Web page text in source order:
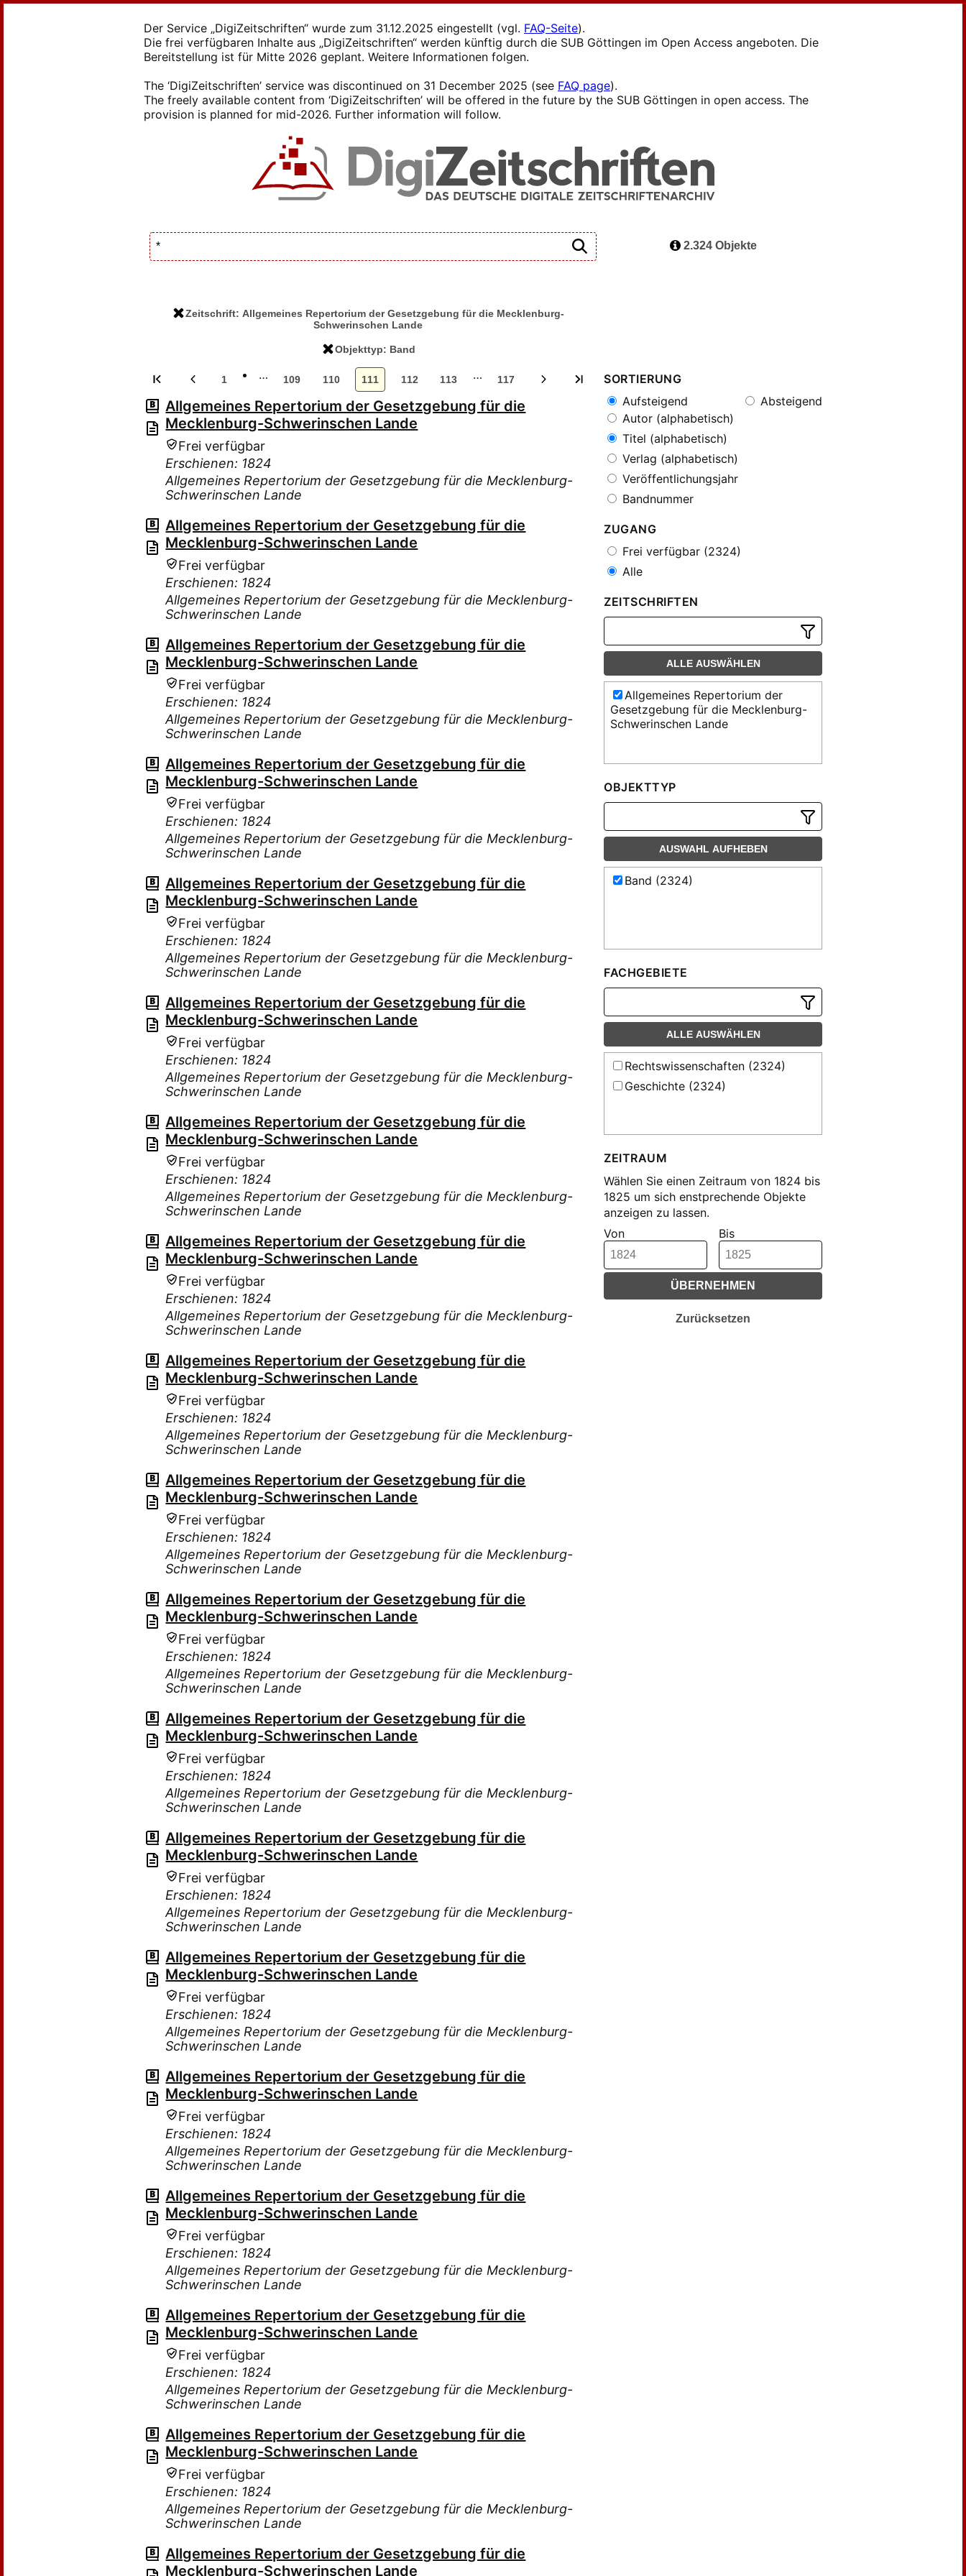
Der Service „DigiZeitschriften“ wurde zum 31.12.2025 eingestellt (vgl. FAQ-Seite).
Die frei verfügbaren Inhalte aus „DigiZeitschriften“ werden künftig durch die SUB Göttingen im Open Access angeboten. Die
Bereitstellung ist für Mitte 2026 geplant. Weitere Informationen folgen.
The ‘DigiZeitschriften’ service was discontinued on 31 December 2025 (see FAQ page).
The freely available content from ‘DigiZeitschriften’ will be offered in the future by the SUB Göttingen in open access. The
provision is planned for mid-2026. Further information will follow.
Zeitschrift: Allgemeines Repertorium der Gesetzgebung für die Mecklenburg-
Schwerinschen Lande
Objekttyp: Band
2.324 Objekte
1 … 109 110 111 112 113 … 117
Allgemeines Repertorium der Gesetzgebung für die
Mecklenburg-Schwerinschen Lande
Frei verfügbar
Erschienen: 1824
Allgemeines Repertorium der Gesetzgebung für die Mecklenburg-
Schwerinschen Lande
Allgemeines Repertorium der Gesetzgebung für die
Mecklenburg-Schwerinschen Lande
Frei verfügbar
Erschienen: 1824
Allgemeines Repertorium der Gesetzgebung für die Mecklenburg-
Schwerinschen Lande
Allgemeines Repertorium der Gesetzgebung für die
Mecklenburg-Schwerinschen Lande
Frei verfügbar
Erschienen: 1824
Allgemeines Repertorium der Gesetzgebung für die Mecklenburg-
Schwerinschen Lande
Allgemeines Repertorium der Gesetzgebung für die
Mecklenburg-Schwerinschen Lande
Frei verfügbar
Erschienen: 1824
Allgemeines Repertorium der Gesetzgebung für die Mecklenburg-
Schwerinschen Lande
Allgemeines Repertorium der Gesetzgebung für die
Mecklenburg-Schwerinschen Lande
Frei verfügbar
Erschienen: 1824
Allgemeines Repertorium der Gesetzgebung für die Mecklenburg-
Schwerinschen Lande
Allgemeines Repertorium der Gesetzgebung für die
Mecklenburg-Schwerinschen Lande
Frei verfügbar
Erschienen: 1824
Allgemeines Repertorium der Gesetzgebung für die Mecklenburg-
Schwerinschen Lande
Allgemeines Repertorium der Gesetzgebung für die
Mecklenburg-Schwerinschen Lande
Frei verfügbar
Erschienen: 1824
Allgemeines Repertorium der Gesetzgebung für die Mecklenburg-
Schwerinschen Lande
Allgemeines Repertorium der Gesetzgebung für die
Mecklenburg-Schwerinschen Lande
Frei verfügbar
Erschienen: 1824
Allgemeines Repertorium der Gesetzgebung für die Mecklenburg-
Schwerinschen Lande
Allgemeines Repertorium der Gesetzgebung für die
Mecklenburg-Schwerinschen Lande
Frei verfügbar
Erschienen: 1824
Allgemeines Repertorium der Gesetzgebung für die Mecklenburg-
Schwerinschen Lande
Allgemeines Repertorium der Gesetzgebung für die
Mecklenburg-Schwerinschen Lande
Frei verfügbar
Erschienen: 1824
Allgemeines Repertorium der Gesetzgebung für die Mecklenburg-
Schwerinschen Lande
Allgemeines Repertorium der Gesetzgebung für die
Mecklenburg-Schwerinschen Lande
Frei verfügbar
Erschienen: 1824
Allgemeines Repertorium der Gesetzgebung für die Mecklenburg-
Schwerinschen Lande
Allgemeines Repertorium der Gesetzgebung für die
Mecklenburg-Schwerinschen Lande
Frei verfügbar
Erschienen: 1824
Allgemeines Repertorium der Gesetzgebung für die Mecklenburg-
Schwerinschen Lande
Allgemeines Repertorium der Gesetzgebung für die
Mecklenburg-Schwerinschen Lande
Frei verfügbar
Erschienen: 1824
Allgemeines Repertorium der Gesetzgebung für die Mecklenburg-
Schwerinschen Lande
Allgemeines Repertorium der Gesetzgebung für die
Mecklenburg-Schwerinschen Lande
Frei verfügbar
Erschienen: 1824
Allgemeines Repertorium der Gesetzgebung für die Mecklenburg-
Schwerinschen Lande
Allgemeines Repertorium der Gesetzgebung für die
Mecklenburg-Schwerinschen Lande
Frei verfügbar
Erschienen: 1824
Allgemeines Repertorium der Gesetzgebung für die Mecklenburg-
Schwerinschen Lande
Allgemeines Repertorium der Gesetzgebung für die
Mecklenburg-Schwerinschen Lande
Frei verfügbar
Erschienen: 1824
Allgemeines Repertorium der Gesetzgebung für die Mecklenburg-
Schwerinschen Lande
Allgemeines Repertorium der Gesetzgebung für die
Mecklenburg-Schwerinschen Lande
Frei verfügbar
Erschienen: 1824
Allgemeines Repertorium der Gesetzgebung für die Mecklenburg-
Schwerinschen Lande
Allgemeines Repertorium der Gesetzgebung für die
Mecklenburg-Schwerinschen Lande
Frei verfügbar
Erschienen: 1824
Allgemeines Repertorium der Gesetzgebung für die Mecklenburg-
Schwerinschen Lande
Allgemeines Repertorium der Gesetzgebung für die
Mecklenburg-Schwerinschen Lande
SORTIERUNG
Aufsteigend
Absteigend
Autor (alphabetisch)
Titel (alphabetisch)
Verlag (alphabetisch)
Veröffentlichungsjahr
Bandnummer
ZUGANG
Frei verfügbar (2324)
Alle
ZEITSCHRIFTEN
ALLE AUSWÄHLEN
Allgemeines Repertorium der
Gesetzgebung für die Mecklenburg-
Schwerinschen Lande
OBJEKTTYP
AUSWAHL AUFHEBEN
Band (2324)
FACHGEBIETE
ALLE AUSWÄHLEN
Rechtswissenschaften (2324)
Geschichte (2324)
ZEITRAUM
Wählen Sie einen Zeitraum von 1824 bis
1825 um sich enstprechende Objekte
anzeigen zu lassen.
Von
Bis
ÜBERNEHMEN
Zurücksetzen